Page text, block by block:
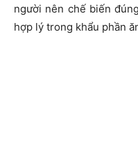
người nên chế biến
hợp lý trong khẩu phần